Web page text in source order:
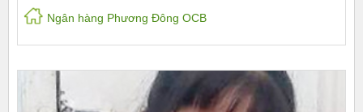
Ngân hàng Phương Đông OCB